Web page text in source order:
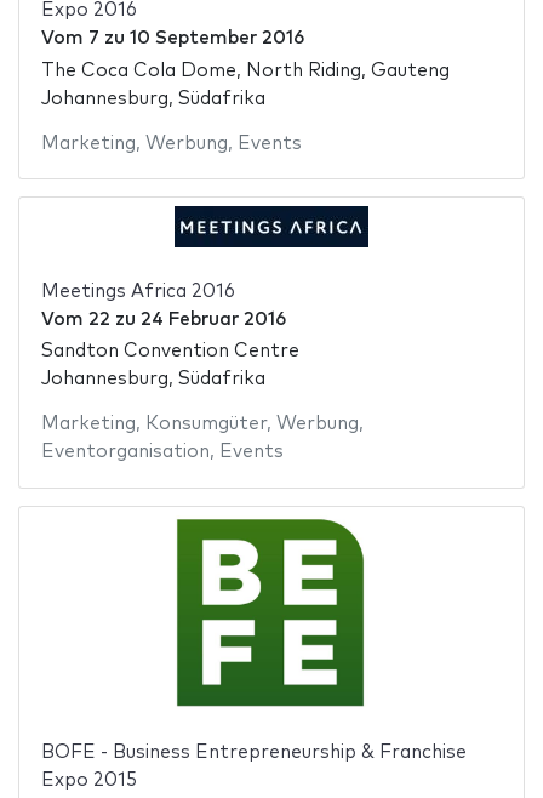
Expo 2016
Vom 7 zu 10 September 2016
The Coca Cola Dome, North Riding, Gauteng
Johannesburg, Südafrika
Marketing, Werbung, Events
Meetings Africa 2016
Vom 22 zu 24 Februar 2016
Sandton Convention Centre
Johannesburg, Südafrika
Marketing, Konsumgüter, Werbung,
Eventorganisation, Events
BOFE - Business Entrepreneurship & Franchise
Expo 2015